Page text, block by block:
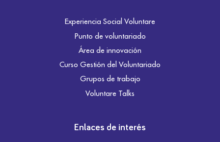
Experiencia Social Voluntare
Punto de voluntariado
Área de innovación
Curso Gestión del Voluntariado
Grupos de trabajo
Voluntare Talks
Enlaces de interés